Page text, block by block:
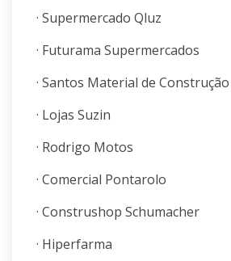
· Supermercado Qluz
· Futurama Supermercados
· Santos Material de Construção
· Lojas Suzin
· Rodrigo Motos
· Comercial Pontarolo
· Construshop Schumacher
· Hiperfarma